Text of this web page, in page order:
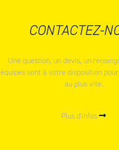
CONTACTEZ-
Une question, un devis, un
équipes sont à votre disposition
au plus vite.
Plus d'infos